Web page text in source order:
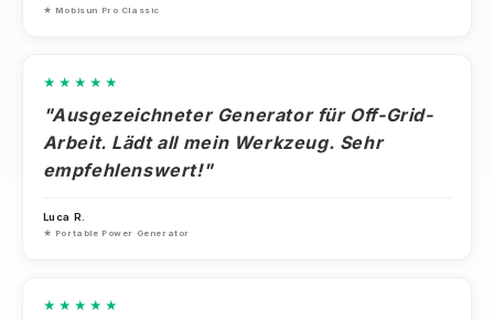
★ Mobisun Pro Classic
★★★★★
"Ausgezeichneter Generator für Off-Grid-
Arbeit. Lädt all mein Werkzeug. Sehr
empfehlenswert!"
Luca R.
★ Portable Power Generator
★★★★★